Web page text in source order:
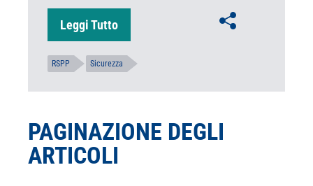
Leggi Tutto
RSPP Sicurezza
PAGINAZIONE DEGLI
ARTICOLI